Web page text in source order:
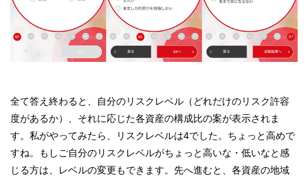
全て答え終わると、自分のリスクレベル（どれだけのリスク許容
度があるか）、それに応じた各資産の構成比の案が表示されま
す。私がやってみたら、リスクレベルは4でした。ちょっと高めで
すね。もしご自分のリスクレベルがちょっと高いな・低いなと感
じる方は、レベルの変更もできます。先へ進むと、各資産の地域